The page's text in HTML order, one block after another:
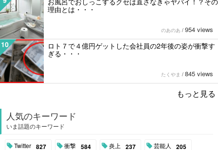
理由とは・・・
のあのあ / 954 views
10
ロト７で４億円ゲットした会社員の2年後の姿が衝撃す
ぎる・・・
たくやま / 845 views
もっと見る
人気のキーワード
いま話題のキーワード
Twitter 827 衝撃 584 炎上 237 芸能人 205